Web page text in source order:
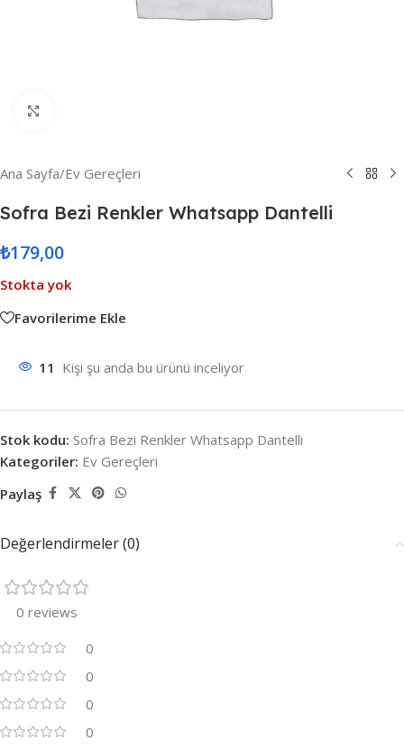
Ana Sayfa/Ev Gereçleri
Sofra Bezi Renkler Whatsapp Dantelli
₺179,00
Stokta yok
Favorilerime Ekle
11 Kişi şu anda bu ürünü inceliyor
Stok kodu: Sofra Bezi Renkler Whatsapp Dantelli
Kategoriler: Ev Gereçleri
Paylaş
Değerlendirmeler (0)
0 reviews
0
0
0
0